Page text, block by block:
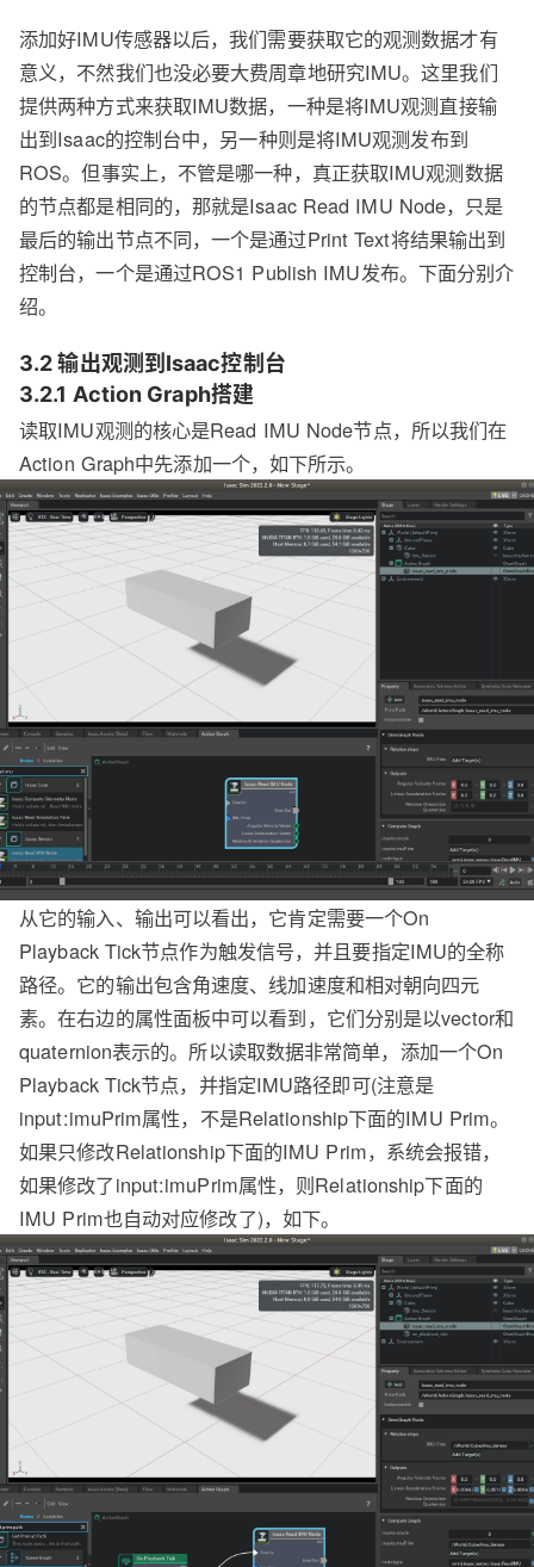
添加好IMU传感器以后，我们需要获取它的观测数据才有
意义，不然我们也没必要大费周章地研究IMU。这里我们
提供两种方式来获取IMU数据，一种是将IMU观测直接输
出到Isaac的控制台中，另一种则是将IMU观测发布到
ROS。但事实上，不管是哪一种，真正获取IMU观测数据
的节点都是相同的，那就是Isaac Read IMU Node，只是
最后的输出节点不同，一个是通过Print Text将结果输出到
控制台，一个是通过ROS1 Publish IMU发布。下面分别介
绍。
3.2 输出观测到Isaac控制台
3.2.1 Action Graph搭建
读取IMU观测的核心是Read IMU Node节点，所以我们在
Action Graph中先添加一个，如下所示。
从它的输入、输出可以看出，它肯定需要一个On
Playback Tick节点作为触发信号，并且要指定IMU的全称
路径。它的输出包含角速度、线加速度和相对朝向四元
素。在右边的属性面板中可以看到，它们分别是以vector和
quaternion表示的。所以读取数据非常简单，添加一个On
Playback Tick节点，并指定IMU路径即可(注意是
input:imuPrim属性，不是Relationship下面的IMU Prim。
如果只修改Relationship下面的IMU Prim，系统会报错，
如果修改了input:imuPrim属性，则Relationship下面的
IMU Prim也自动对应修改了)，如下。